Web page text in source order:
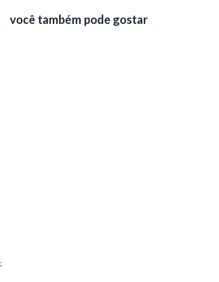
você também pode gostar
;